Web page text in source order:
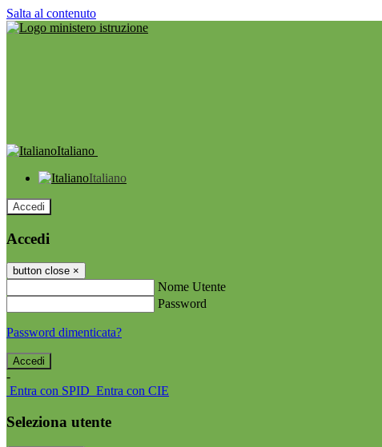
Salta al contenuto
Italiano
Italiano
Accedi
Accedi
button close ×
Nome Utente
Password
Password dimenticata?
-
Entra con SPID Entra con CIE
Seleziona utente